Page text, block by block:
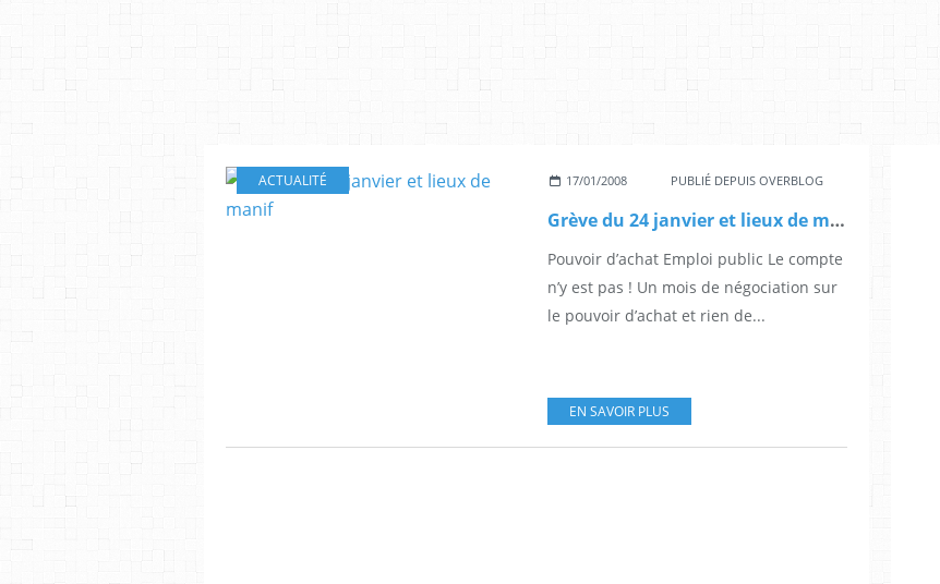
ACTUALITÉ 17/01/2008 PUBLIÉ DEPUIS OVERBLOG
Grève du 24 janvier et lieux de manif
Pouvoir d’achat Emploi public Le compte
n’y est pas ! Un mois de négociation sur
le pouvoir d’achat et rien de...
EN SAVOIR PLUS